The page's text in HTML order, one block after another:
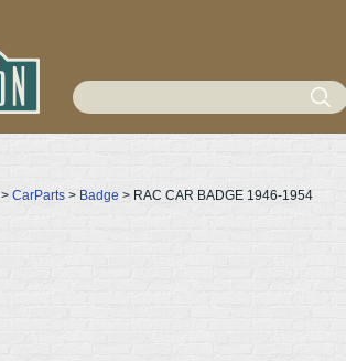
> CarParts > Badge > RAC CAR BADGE 1946-1954